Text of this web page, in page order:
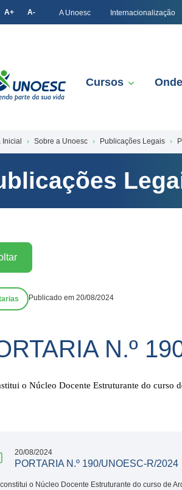
A+ A- A Unoesc Internacionalização
Cursos
Inicial Sobre a Unoesc Publicações Legais
Publicado em 20/08/2024
N.º
o Núcleo Docente Estruturante do curso
20/08/2024
PORTARIA N.º 190/UNOESC-R/2024
o Núcleo Docente Estruturante do curso de